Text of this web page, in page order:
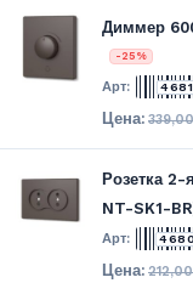
Диммер
-25%
Розетка 2-
NT-SK1-